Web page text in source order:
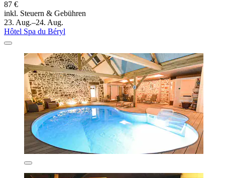
87 €
inkl. Steuern & Gebühren
23. Aug.–24. Aug.
Hôtel Spa du Béryl